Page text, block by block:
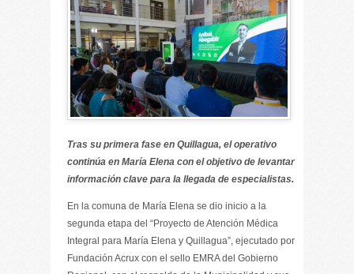
Tras su primera fase en Quillagua, el operativo
continúa en María Elena con el objetivo de levantar
información clave para la llegada de especialistas.
En la comuna de María Elena se dio inicio a la
segunda etapa del “Proyecto de Atención Médica
Integral para María Elena y Quillagua”, ejecutado por
Fundación Acrux con el sello EMRA del Gobierno